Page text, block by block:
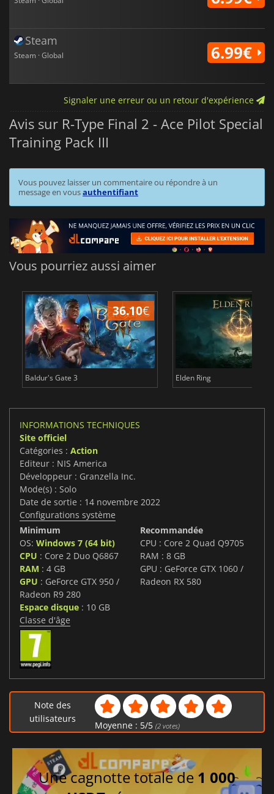
Steam
Steam · Global 6.99€
Signaler une erreur ou un retour d'expérience
Avis sur R-Type Final 2 - Ace Pilot Special
Training Pack III
Vous pouvez laisser un commentaire ou répondre à un
message en vousauthentifiant
Vous pourriez aussi aimer
36.10€
Baldur's Gate 3 Elden Ring
INFORMATIONS TECHNIQUES
Site officiel
Catégories : Action
Editeur : NIS America
Développeur : Granzella Inc.
Mode(s) : Solo
Date de sortie : 14 novembre 2022
Configurations système
Minimum
OS: Windows 7 (64 bit)
CPU : Core 2 Duo Q6867
RAM : 4 GB
GPU : GeForce GTX 950 /
Radeon R9 280
Espace disque : 10 GB
Recommandée
CPU : Core 2 Quad Q9705
RAM : 8 GB
GPU : GeForce GTX 1060 /
Radeon RX 580
Classe d'âge
Note des
utilisateurs
Moyenne : 5/5 (2votes)
Une cagnotte totale de 1 000